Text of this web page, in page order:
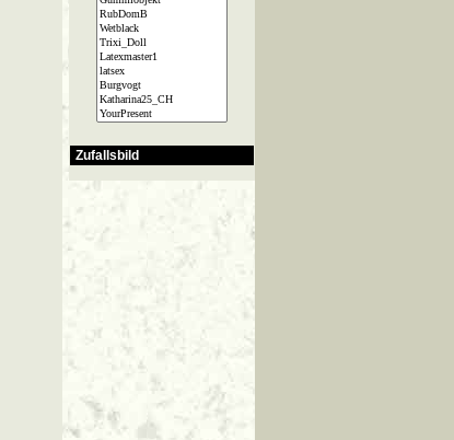
Zufallsbild